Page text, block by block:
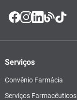
Serviços
Convênio Farmácia
Serviços Farmacêuticos